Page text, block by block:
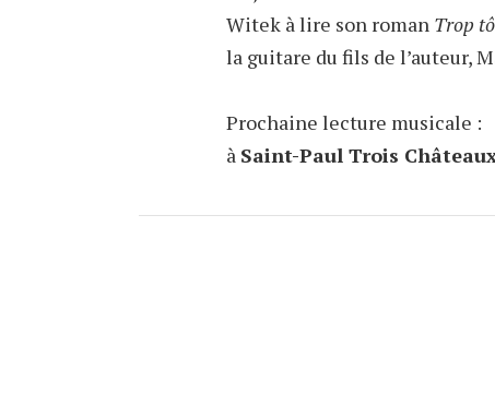
Witek à lire son roman Trop
la guitare du fils de l’auteur,
Prochaine lecture musicale :
à Saint-Paul Trois